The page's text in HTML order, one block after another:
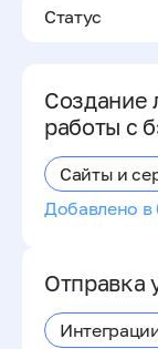
Статус
Создание
работы с
Сайты и
Добавлено в
Отправка